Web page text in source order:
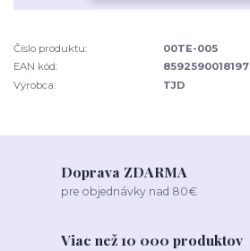
Číslo produktu:
00TE-005
EAN kód:
8592590018197
Výrobca:
TJD
Doprava ZDARMA
pre objednávky nad 80€
Viac než 10 000 produktov